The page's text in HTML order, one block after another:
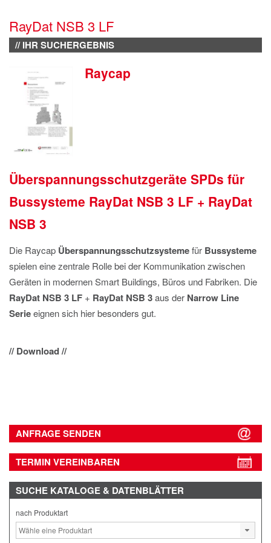
DATENSCHUTZ
RayDat NSB 3 LF
// IHR SUCHERGEBNIS
Raycap
Überspannungsschutzgeräte SPDs für
Bussysteme RayDat NSB 3 LF + RayDat
NSB 3
Die Raycap Überspannungsschutzsystemefür Bussysteme
spielen eine zentrale Rolle bei der Kommunikation zwischen
Geräten in modernen Smart Buildings, Büros und Fabriken. Die
RayDat NSB 3 LF + RayDat NSB 3aus der Narrow Line
Serieeignen sich hier besonders gut.
// Download //
ANFRAGE SENDEN
TERMIN VEREINBAREN
SUCHE KATALOGE & DATENBLÄTTER
nach Produktart